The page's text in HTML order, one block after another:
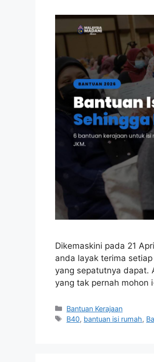
Dikemaskini pada 21
anda layak terima
yang sepatutnya dapat.
yang tak pernah mohon
Categories
Bantuan Kerajaan
Tags
B40, bantuan isi rumah,